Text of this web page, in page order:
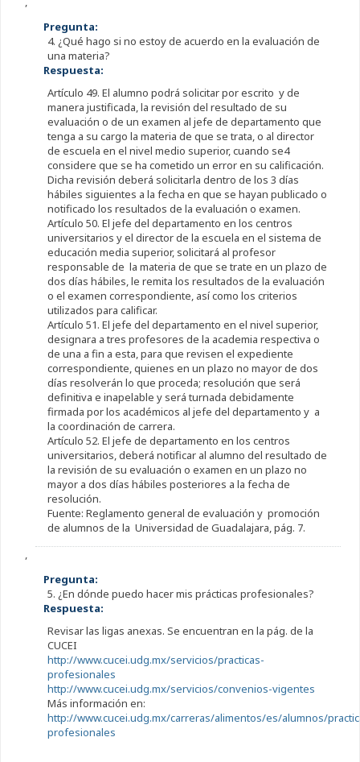
Pregunta:
4. ¿Qué hago si no estoy de acuerdo en la evaluación de
una materia?
Respuesta:
Artículo 49. El alumno podrá solicitar por escrito y de
manera justificada, la revisión del resultado de su
evaluación o de un examen al jefe de departamento que
tenga a su cargo la materia de que se trata, o al director
de escuela en el nivel medio superior, cuando se4
considere que se ha cometido un error en su calificación.
Dicha revisión deberá solicitarla dentro de los 3 días
hábiles siguientes a la fecha en que se hayan publicado o
notificado los resultados de la evaluación o examen.
Artículo 50. El jefe del departamento en los centros
universitarios y el director de la escuela en el sistema de
educación media superior, solicitará al profesor
responsable de la materia de que se trate en un plazo de
dos días hábiles, le remita los resultados de la evaluación
o el examen correspondiente, así como los criterios
utilizados para calificar.
Artículo 51. El jefe del departamento en el nivel superior,
designara a tres profesores de la academia respectiva o
de una a fin a esta, para que revisen el expediente
correspondiente, quienes en un plazo no mayor de dos
días resolverán lo que proceda; resolución que será
definitiva e inapelable y será turnada debidamente
firmada por los académicos al jefe del departamento y a
la coordinación de carrera.
Artículo 52. El jefe de departamento en los centros
universitarios, deberá notificar al alumno del resultado de
la revisión de su evaluación o examen en un plazo no
mayor a dos días hábiles posteriores a la fecha de
resolución.
Fuente: Reglamento general de evaluación y promoción
de alumnos de la Universidad de Guadalajara, pág. 7.
,
Pregunta:
5. ¿En dónde puedo hacer mis prácticas profesionales?
Respuesta:
Revisar las ligas anexas. Se encuentran en la pág. de la
CUCEI
http://www.cucei.udg.mx/servicios/practicas-
profesionales
http://www.cucei.udg.mx/servicios/convenios-vigentes
Más información en:
http://www.cucei.udg.mx/carreras/alimentos/es/alumnos/
profesionales